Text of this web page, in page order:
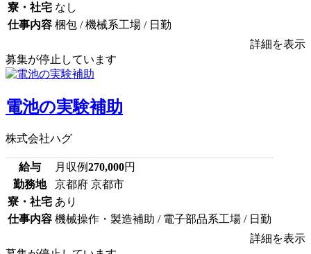
寮・社宅 なし
仕事内容 梱包 / 機械系工場 / 日勤
詳細を表示
募集が停止しています
電池の実験補助
株式会社ハグ
給与 月収例270,000円
勤務地
京都府 京都市
寮・社宅 あり
仕事内容 機械操作・製造補助 / 電子部品系工場 / 日勤
詳細を表示